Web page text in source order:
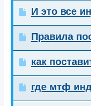
И это все
Правила
как
где мтф